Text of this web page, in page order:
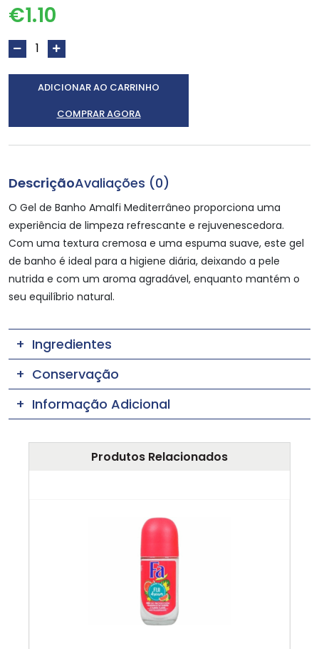
€1.10
ADICIONAR AO CARRINHO
COMPRAR AGORA
DescriçãoAvaliações (0)
O Gel de Banho Amalfi Mediterrâneo proporciona uma
experiência de limpeza refrescante e rejuvenescedora.
Com uma textura cremosa e uma espuma suave, este gel
de banho é ideal para a higiene diária, deixando a pele
nutrida e com um aroma agradável, enquanto mantém o
seu equilíbrio natural.
Ingredientes
Conservação
Informação Adicional
Produtos Relacionados